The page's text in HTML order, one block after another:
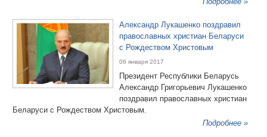
Александр Лукашенко поздравил
православных христиан Беларуси
с Рождеством Христовым
06 января 2017
Президент Республики Беларусь
Александр Григорьевич Лукашенко
поздравил православных христиан
Беларуси с Рождеством Христовым.
Подробнее »